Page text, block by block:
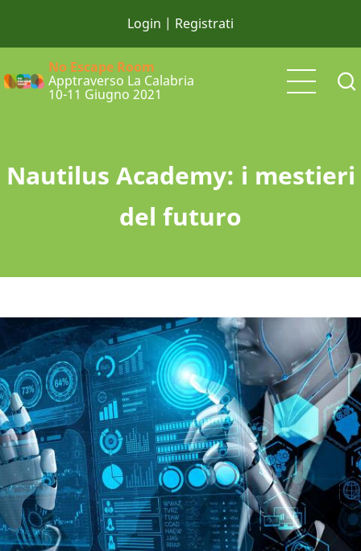
principale
Login |
No Escape Room
Apptraverso La Calabria
10-11 Giugno 2021
Nautilus Academy: i mestieri
del futuro